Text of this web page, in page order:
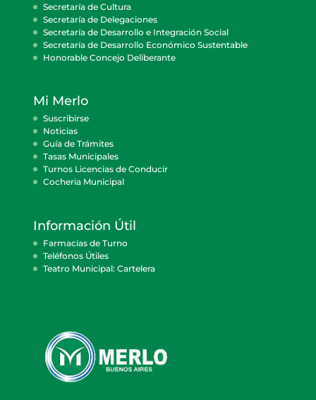
Secretaría de Cultura
Secretaría de Delegaciones
Secretaría de Desarrollo e Integración Social
Secretaría de Desarrollo Económico Sustentable
Honorable Concejo Deliberante
Mi Merlo
Suscribirse
Noticias
Guía de Trámites
Tasas Municipales
Turnos Licencias de Conducir
Cocheria Municipal
Información Útil
Farmacias de Turno
Teléfonos Útiles
Teatro Municipal: Cartelera